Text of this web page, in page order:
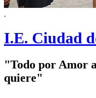
.
I.E. Ciudad
"Todo por Amor
quiere"